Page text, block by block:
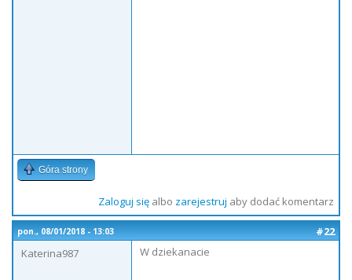
Góra strony
Zaloguj sięalbo zarejestruj aby dodać komentarz
pon., 08/01/2018 - 13:03
#22
Katerina987
W dziekanacie